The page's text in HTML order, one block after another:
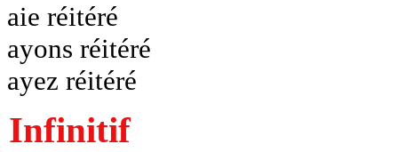
aie réitéré
ayons réitéré
ayez réitéré
Infinitif